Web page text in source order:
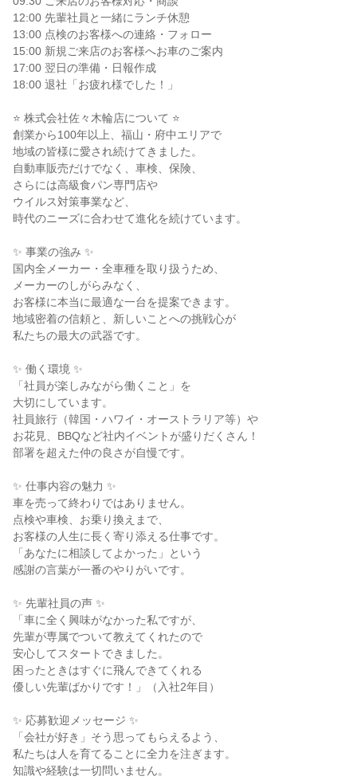
12:00 先輩社員と一緒にランチ休憩
13:00 点検のお客様への連絡・フォロー
15:00 新規ご来店のお客様へお車のご案内
17:00 翌日の準備・日報作成
18:00 退社「お疲れ様でした！」
⭐ 株式会社佐々木輪店について ⭐
創業から100年以上、福山・府中エリアで
地域の皆様に愛され続けてきました。
自動車販売だけでなく、車検、保険、
さらには高級食パン専門店や
ウイルス対策事業など、
時代のニーズに合わせて進化を続けています。
✨ 事業の強み ✨
国内全メーカー・全車種を取り扱うため、
メーカーのしがらみなく、
お客様に本当に最適な一台を提案できます。
地域密着の信頼と、新しいことへの挑戦心が
私たちの最大の武器です。
✨ 働く環境 ✨
「社員が楽しみながら働くこと」を
大切にしています。
社員旅行（韓国・ハワイ・オーストラリア等）や
お花見、BBQなど社内イベントが盛りだくさん！
部署を超えた仲の良さが自慢です。
✨ 仕事内容の魅力 ✨
車を売って終わりではありません。
点検や車検、お乗り換えまで、
お客様の人生に長く寄り添える仕事です。
「あなたに相談してよかった」という
感謝の言葉が一番のやりがいです。
✨ 先輩社員の声 ✨
「車に全く興味がなかった私ですが、
先輩が専属でついて教えてくれたので
安心してスタートできました。
困ったときはすぐに飛んできてくれる
優しい先輩ばかりです！」（入社2年目）
✨ 応募歓迎メッセージ ✨
「会社が好き」そう思ってもらえるよう、
私たちは人を育てることに全力を注ぎます。
知識や経験は一切問いません。